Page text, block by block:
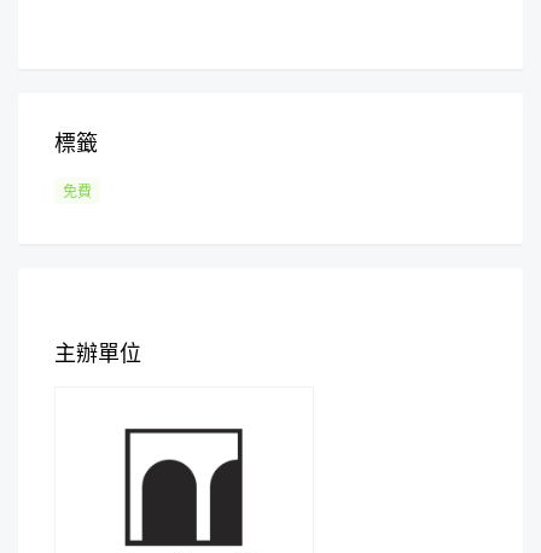
標籤
免費
主辦單位